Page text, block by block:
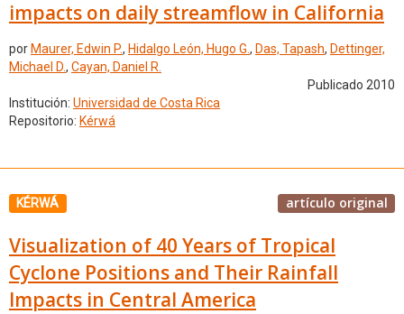
impacts on daily streamflow in California
por Maurer, Edwin P., Hidalgo León, Hugo G., Das, Tapash, Dettinger,
Michael D., Cayan, Daniel R.
Publicado 2010
Institución: Universidad de Costa Rica
Repositorio: Kérwá
KÉRWÁ artículo original
Visualization of 40 Years of Tropical
Cyclone Positions and Their Rainfall
Impacts in Central America